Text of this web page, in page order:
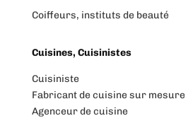
Coiffeurs, instituts de beauté
Cuisines, Cuisinistes
Cuisiniste
Fabricant de cuisine sur mesure
Agenceur de cuisine